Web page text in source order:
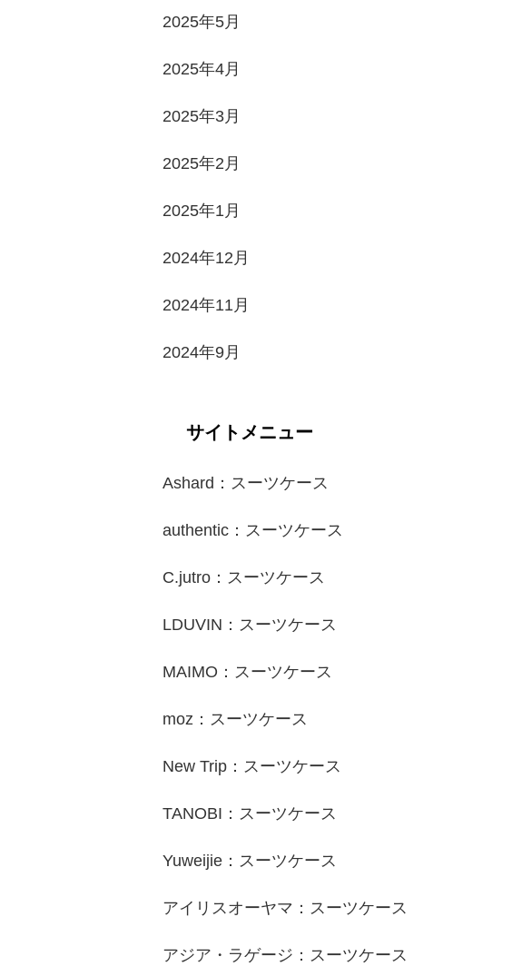
2025年5月
2025年4月
2025年3月
2025年2月
2025年1月
2024年12月
2024年11月
2024年9月
サイトメニュー
Ashard：スーツケース
authentic：スーツケース
C.jutro：スーツケース
LDUVIN：スーツケース
MAIMO：スーツケース
moz：スーツケース
New Trip：スーツケース
TANOBI：スーツケース
Yuweijie：スーツケース
アイリスオーヤマ：スーツケース
アジア・ラゲージ：スーツケース